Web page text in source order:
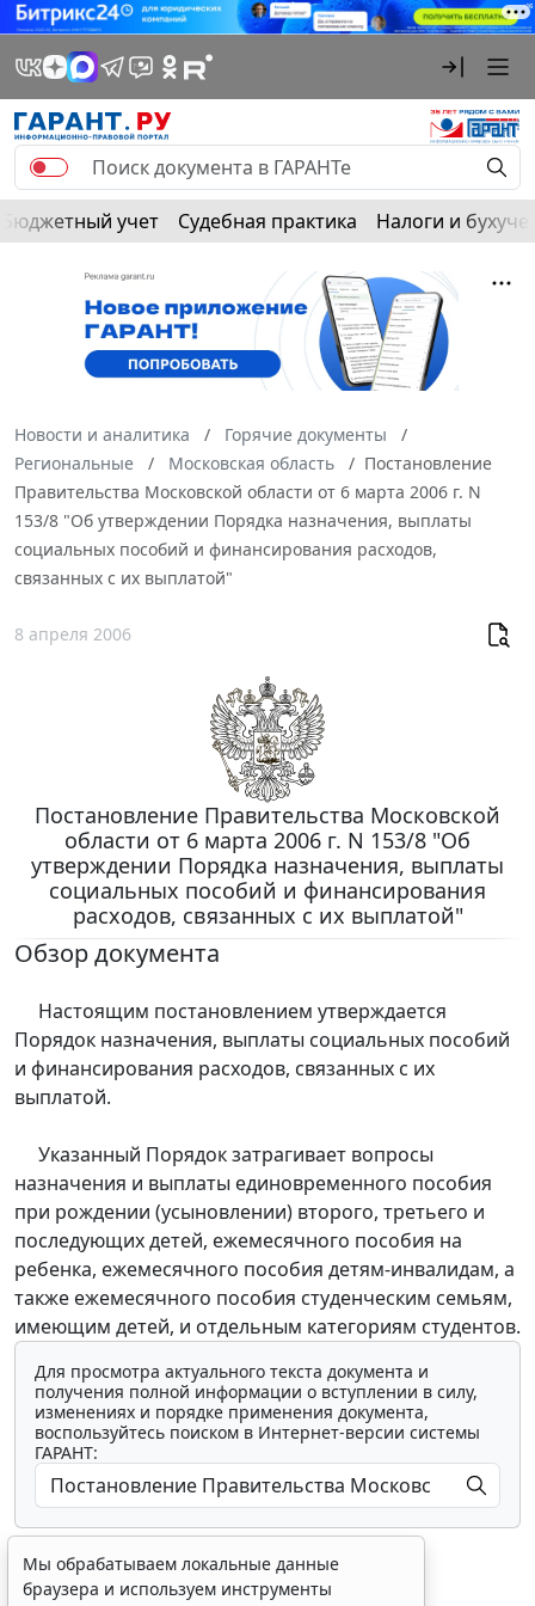
Бюджетный учет Судебная практика Налоги и
Новости и аналитика
Горячие документы
Региональные
Московская область
Постановление
Правительства Московской области от 6 марта 2006 г. N
153/8 "Об утверждении Порядка назначения, выплаты
социальных пособий и финансирования расходов,
связанных с их выплатой"
8 апреля 2006
Постановление Правительства Московской
области от 6 марта 2006 г. N 153/8 "Об
утверждении Порядка назначения, выплаты
социальных пособий и финансирования
расходов, связанных с их выплатой"
Обзор документа
Настоящим постановлением утверждается
Порядок назначения, выплаты социальных пособий
и финансирования расходов, связанных с их
выплатой.
Указанный Порядок затрагивает вопросы
назначения и выплаты единовременного пособия
при рождении (усыновлении) второго, третьего и
последующих детей, ежемесячного пособия на
ребенка, ежемесячного пособия детям-инвалидам, а
также ежемесячного пособия студенческим семьям,
имеющим детей, и отдельным категориям студентов.
Для просмотра актуального текста документа и
получения полной информации о вступлении в силу,
изменениях и порядке применения документа,
воспользуйтесь поиском в Интернет-версии системы
ГАРАНТ:
Мы обрабатываем локальные данные
браузера и используем инструменты